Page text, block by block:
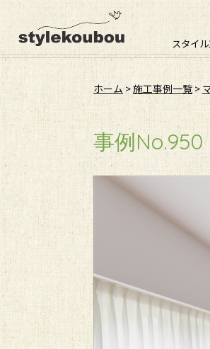
スタイ
ホーム>施工事例一覧 >
事例No.950